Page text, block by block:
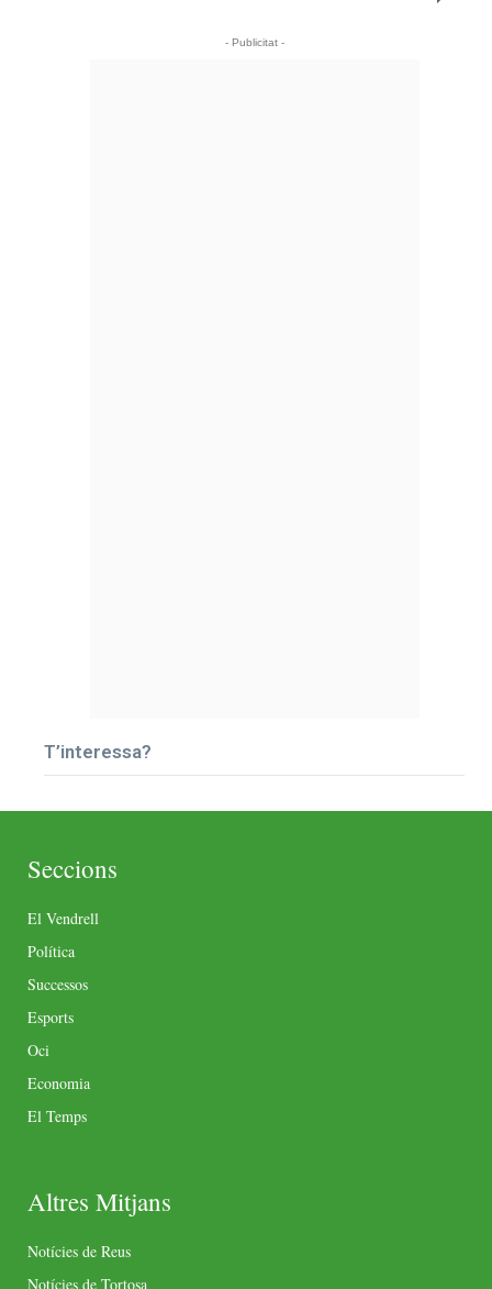
- Publicitat -
T’interessa?
Seccions
El Vendrell
Política
Successos
Esports
Oci
Economia
El Temps
Altres Mitjans
Notícies de Reus
Notícies de Tortosa